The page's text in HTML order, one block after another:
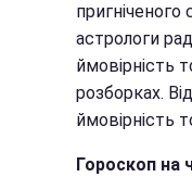
астрологи
ймовірність
розборках.
ймовірність
Гороскоп на